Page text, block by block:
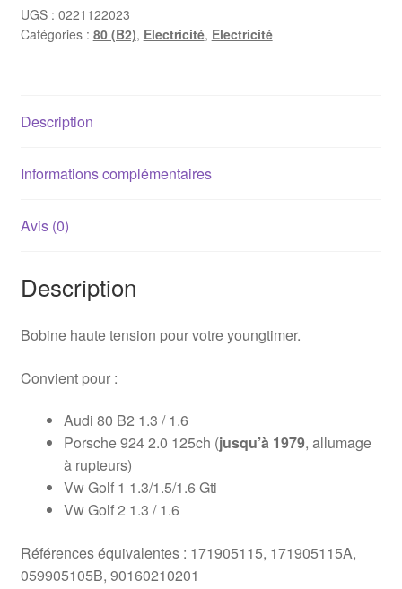
UGS : 0221122023
Catégories : 80 (B2), Electricité, Electricité
Description
Informations complémentaires
Avis (0)
Description
Bobine haute tension pour votre youngtimer.
Convient pour :
Audi 80 B2 1.3 / 1.6
Porsche 924 2.0 125ch (jusqu’à 1979, allumage
à rupteurs)
Vw Golf 1 1.3/1.5/1.6 Gti
Vw Golf 2 1.3 / 1.6
Références équivalentes : 171905115, 171905115A,
059905105B, 90160210201